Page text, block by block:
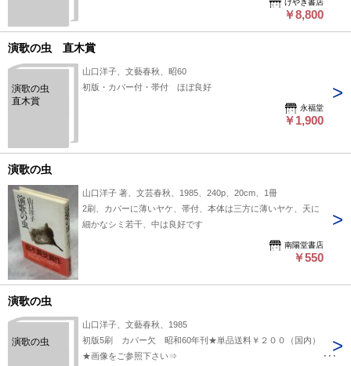
記が必須となりましたが、当店の扱う商品の特質上、状態の簡
（並）」という表現は考慮にいれないで下さい。痛みなどの瑕
の無いものは特に問題なく良好とお考え下さい。:
けやき書店
￥8,800
演歌の虫 直木賞
演歌の虫
直木賞
山口洋子、文藝春秋、昭60
初版・カバー付・帯付 ほぼ良好
永福堂
￥1,900
演歌の虫
山口洋子 著、文芸春秋、1985、240p、20cm、1冊
2刷、カバーに薄いヤケ、帯付、本体は三方に薄いヤケ、天に
細かなシミ若干、中は良好です
南陽堂書店
￥550
演歌の虫
演歌の虫
山口洋子、文藝春秋、1985
初版5刷 カバー欠 昭和60年刊★単品送料￥２００（国内）
★画像をご参照下さい⇒